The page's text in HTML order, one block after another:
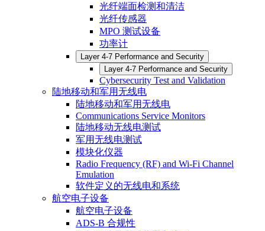
光纤端面检测和清洁
光纤传感器
MPO 测试设备
功率计
Layer 4-7 Performance and Security
Layer 4-7 Performance and Security
Cybersecurity Test and Validation
陆地移动和军用无线电
陆地移动和军用无线电
Communications Service Monitors
陆地移动无线电测试
军用无线电测试
模块化仪器
Radio Frequency (RF) and Wi-Fi Channel
Emulation
软件定义的无线电和系统
航空电子设备
航空电子设备
ADS-B 合规性